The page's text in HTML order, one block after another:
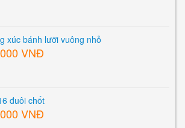
xúc bánh lưỡi vuông nhỏ
VNĐ
đuôi chốt
VNĐ